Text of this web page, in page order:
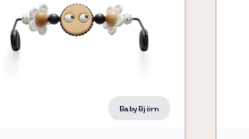
BabyBjörn